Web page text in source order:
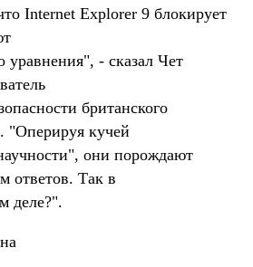
Internet Explorer 9 блокирует
уравнения", - сказал Чет
британского
"Оперируя кучей
они порождают
ответов. Так в
деле?".